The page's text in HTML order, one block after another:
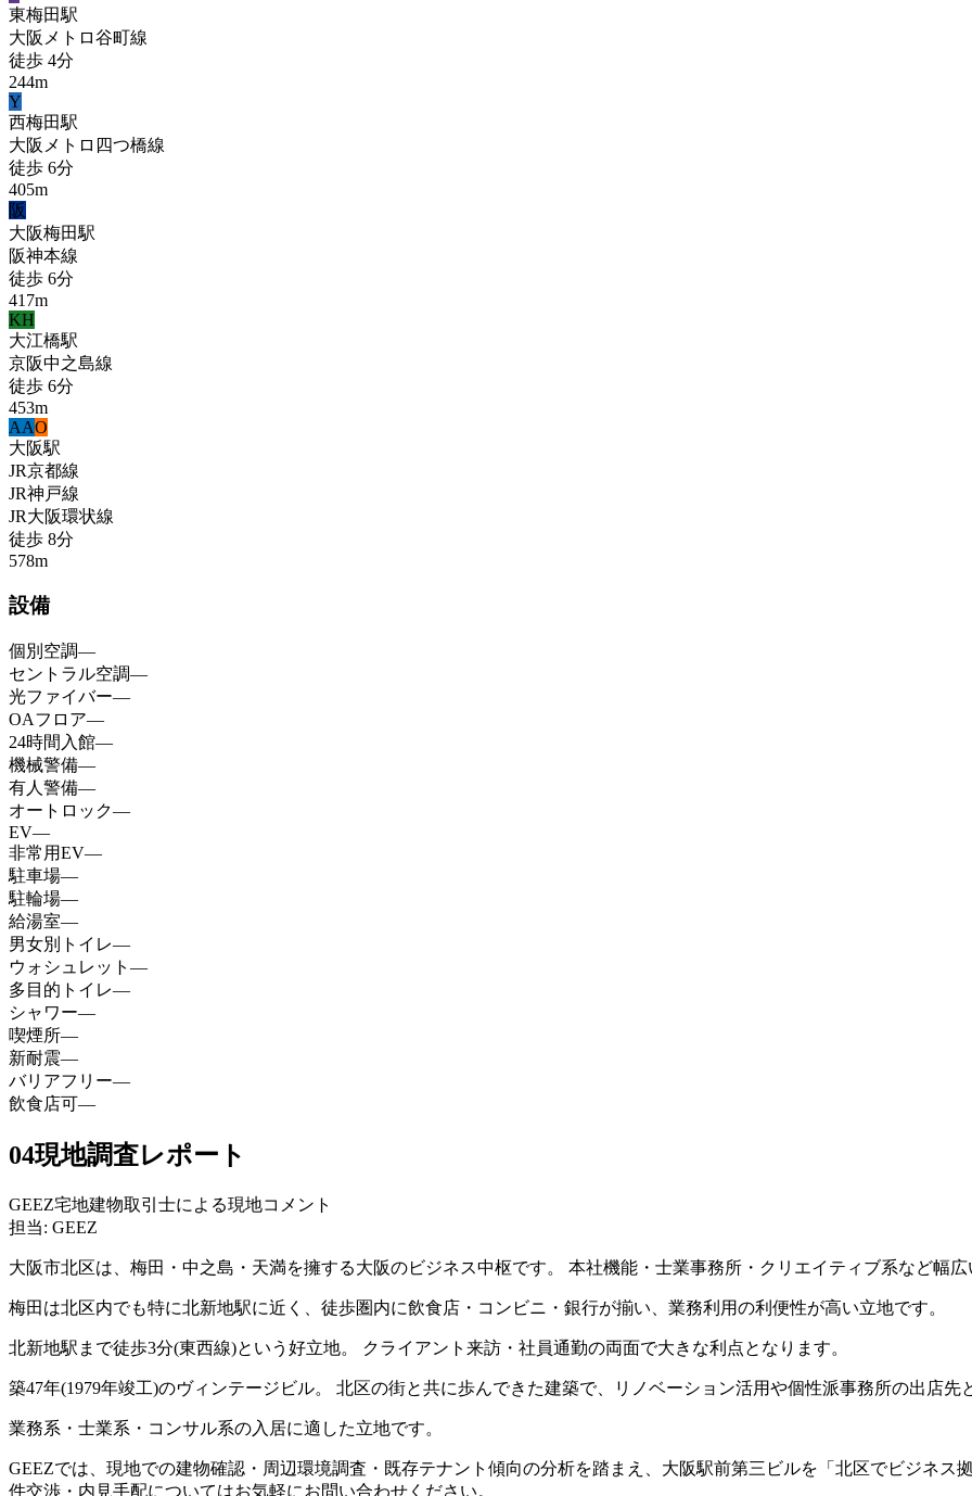
東梅田駅
大阪メトロ谷町線
徒歩 4分
244m
Y
西梅田駅
大阪メトロ四つ橋線
徒歩 6分
405m
阪
大阪梅田駅
阪神本線
徒歩 6分
417m
KH
大江橋駅
京阪中之島線
徒歩 6分
453m
AAO
大阪駅
JR京都線
JR神戸線
JR大阪環状線
徒歩 8分
578m
設備
個別空調—
セントラル空調—
光ファイバー—
OAフロア—
24時間入館—
機械警備—
有人警備—
オートロック—
EV—
非常用EV—
駐車場—
駐輪場—
給湯室—
男女別トイレ—
ウォシュレット —
多目的トイレ—
シャワー—
喫煙所—
新耐震—
バリアフリー—
飲食店可—
04現地調査レポート
GEEZ宅地建物取引士による現地コメント
担当: GEEZ
大阪市北区は、梅田・中之島・天満を擁する大阪のビジネス中枢です。 本社機能・士業事務所・クリエイティブ系など幅
梅田は北区内でも特に北新地駅に近く、徒歩圏内に飲食店・コンビニ・銀行が揃い、業務利用の利便性が高い立地です。
北新地駅まで徒歩3分(東西線)という好立地。 クライアント来訪・社員通勤の両面で大きな利点となります。
築47年(1979年竣工)のヴィンテージビル。 北区の街と共に歩んできた建築で、リノベーション活用や個性派事務所の出店先
業務系・士業系・コンサル系の入居に適した立地です。
GEEZでは、現地での建物確認・周辺環境調査・既存テナント傾向の分析を踏まえ、大阪駅前第三ビルを「北区でビジネス
件交渉・内見手配についてはお気軽にお問い合わせください。